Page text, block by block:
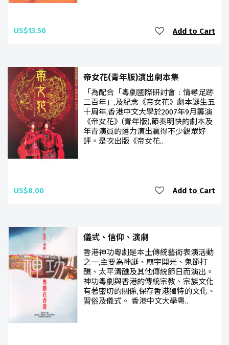
US$13.50 Add to Cart
帝女花(青年版)演出劇本集
「為配合「粵劇國際研討會﹕情尋足跡
二百年」,及紀念《帝女花》劇本誕生五
十周年,香港中文大學於2007年9月籌演
《帝女花》(青年版),節奏明快的劇本及
年青演員的落力演出贏得不少觀眾好
評。是次出版《帝女花..
US$8.00 Add to Cart
儀式、信仰、演劇
香港神功粵劇是本土傳統藝術表演活動
之一,主要為神誕、廟宇開光、鬼節打
醮、太平清醮及其他傳統節日而演出。
神功粵劇與香港的傳統宗教、宗族文化
有著密切的關係,保存香港獨特的文化、
習俗及儀式。 香港中文大學粵..